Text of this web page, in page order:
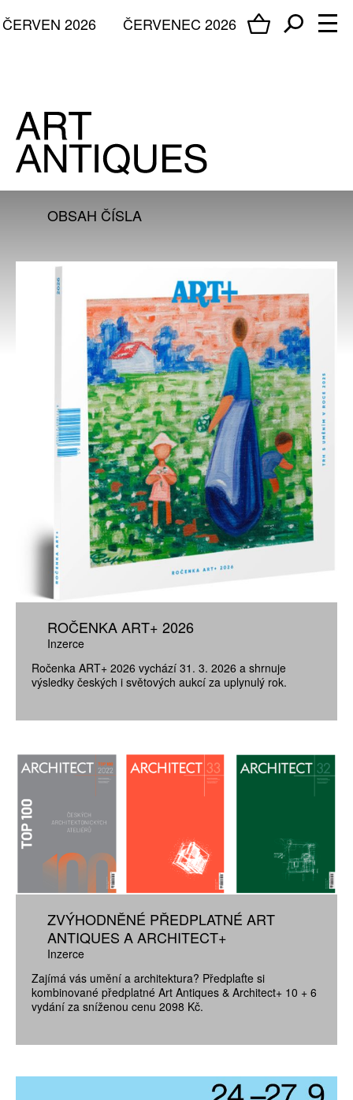
ČERVENEC 2026
ČERVEN 2026
OBSAH ČÍSLA
ROČENKA ART+ 2026
Inzerce
Ročenka ART+ 2026 vychází 31. 3. 2026 a shrnuje
výsledky českých i světových aukcí za uplynulý rok.
ZVÝHODNĚNÉ PŘEDPLATNÉ ART
ANTIQUES A ARCHITECT+
Inzerce
Zajímá vás umění a architektura? Předplaťte si
kombinované předplatné Art Antiques & Architect+ 10 + 6
vydání za sníženou cenu 2098 Kč.